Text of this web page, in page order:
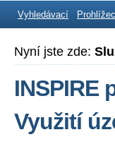
Vyhledávací
Nyní jste zde:
INSPIRE
Využití